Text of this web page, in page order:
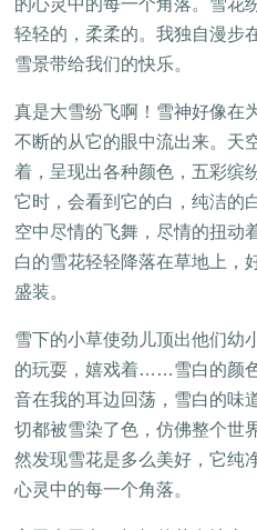
的心灵中的每一个角落。雪花
轻轻的，柔柔的。我独自漫步
雪景带给我们的快乐。
真是大雪纷飞啊！雪神好像在
不断的从它的眼中流出来。天
着，呈现出各种颜色，五彩缤
它时，会看到它的白，纯洁的
空中尽情的飞舞，尽情的扭
白的雪花轻轻降落在草地上，
盛装。
雪下的小草使劲儿顶出他们幼
的玩耍，嬉戏着……雪白的颜
音在我的耳边回荡，雪白的
切都被雪染了色，仿佛整个世
然发现雪花是多么美好，它纯
心灵中的每一个角落。